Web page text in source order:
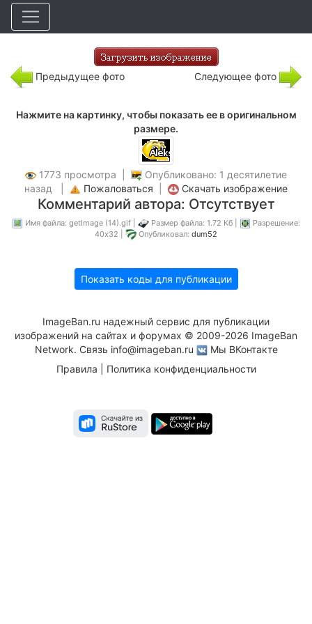
Предыдущее фото Следующее фото
Нажмите на картинку, чтобы показать ее в оригинальном
размере.
1773 просмотра |
Опубликовано: 1 десятилетие
назад |
Пожаловаться Скачать изображение
Комментарий автора: Отсутствует
Имя файла: getImage (14).gif | Размер файла: 1.72 Кб |
Разрешение:
40x32 |
Опубликовал: dum52
Показать коды для публикации
ImageBan.ru надежный сервис для публикации
изображений на сайтах и форумах © 2009-2026 ImageBan
Network. Связь info@imageban.ru
Мы ВКонтакте
Правила
Политика конфиденциальности